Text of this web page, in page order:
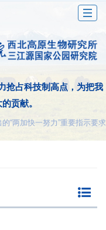
抢占科技制高点，为把我
贡献。
“两加快一努力”重要指示要求